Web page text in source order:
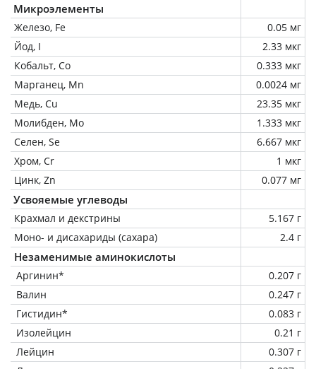
Микроэлементы
Железо, Fe
0.05 мг
Йод, I
2.33 мкг
Кобальт, Co
0.333 мкг
Марганец, Mn
0.0024 мг
Медь, Cu
23.35 мкг
Молибден, Mo
1.333 мкг
Селен, Se
6.667 мкг
Хром, Cr
1 мкг
Цинк, Zn
0.077 мг
Усвояемые углеводы
Крахмал и декстрины
5.167 г
Моно- и дисахариды (сахара)
2.4 г
Незаменимые аминокислоты
Аргинин*
0.207 г
Валин
0.247 г
Гистидин*
0.083 г
Изолейцин
0.21 г
Лейцин
0.307 г